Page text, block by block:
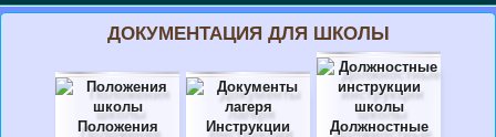
ДОКУМЕНТАЦИЯ ДЛЯ ШКОЛЫ
Положения
Инструкции
Должностные